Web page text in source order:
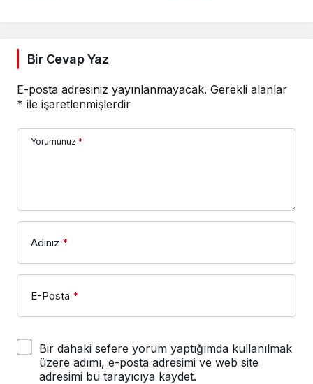
Bir Cevap Yaz
E-posta adresiniz yayınlanmayacak. Gerekli alanlar
* ile işaretlenmişlerdir
Yorumunuz *
Adınız *
E-Posta *
Bir dahaki sefere yorum yaptığımda kullanılmak
üzere adımı, e-posta adresimi ve web site
adresimi bu tarayıcıya kaydet.